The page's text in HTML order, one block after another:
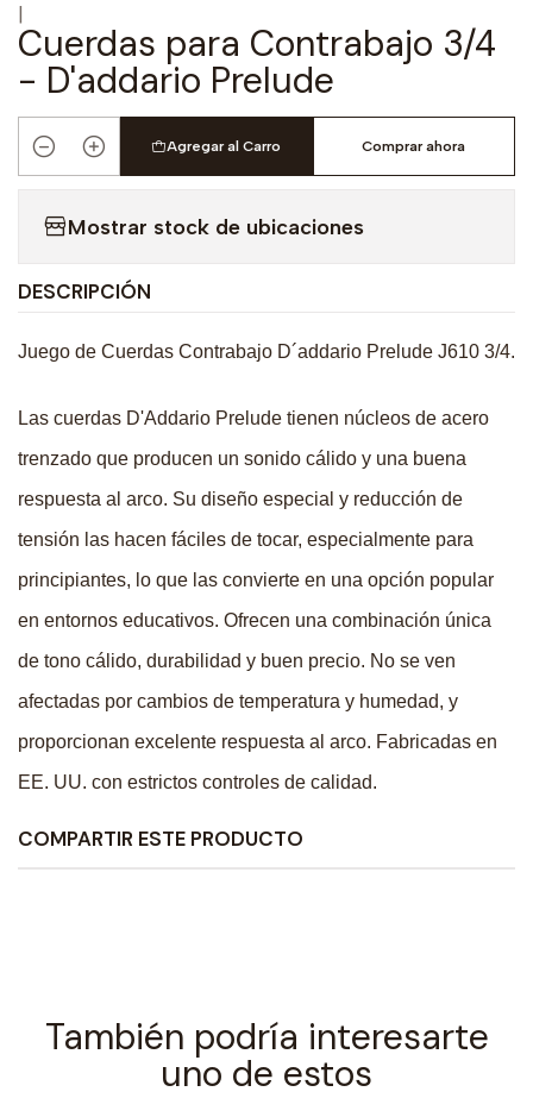
|
Cuerdas para Contrabajo 3/4
- D'addario Prelude
Cantidad
Agregar al Carro Comprar ahora
Mostrar stock de ubicaciones
DESCRIPCIÓN
Juego de Cuerdas Contrabajo D´addario Prelude J610 3/4.
Las cuerdas D'Addario Prelude tienen núcleos de acero
trenzado que producen un sonido cálido y una buena
respuesta al arco. Su diseño especial y reducción de
tensión las hacen fáciles de tocar, especialmente para
principiantes, lo que las convierte en una opción popular
en entornos educativos. Ofrecen una combinación única
de tono cálido, durabilidad y buen precio. No se ven
afectadas por cambios de temperatura y humedad, y
proporcionan excelente respuesta al arco. Fabricadas en
EE. UU. con estrictos controles de calidad.
COMPARTIR ESTE PRODUCTO
También podría interesarte
uno de estos